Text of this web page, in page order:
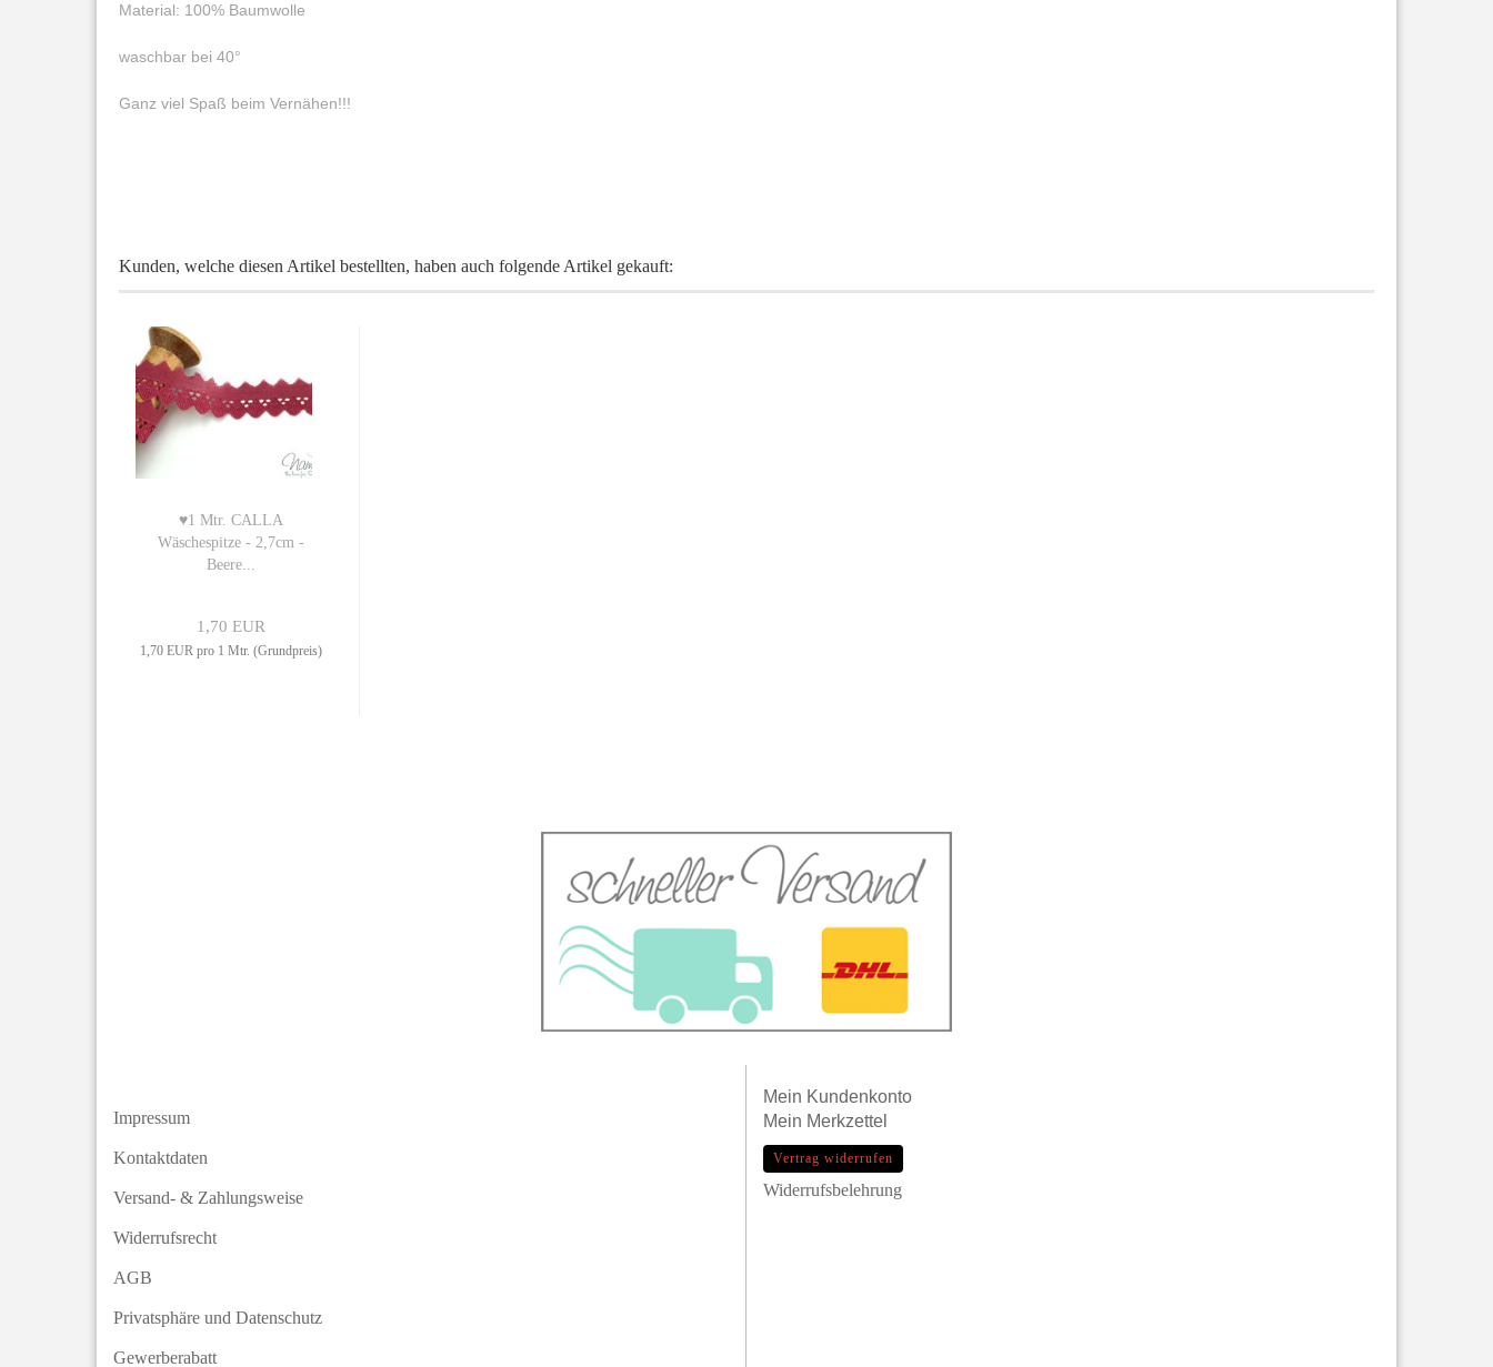
Material: 100% Baumwolle
waschbar bei 40°
Ganz viel Spaß beim Vernähen!!!
Kunden, welche diesen Artikel bestellten, haben auch folgende Artikel gekauft:
♥1 Mtr. CALLA
Wäschespitze - 2,7cm -
Beere...
1,70 EUR
1,70 EUR pro 1 Mtr. (Grundpreis)
Impressum
Kontaktdaten
Versand- & Zahlungsweise
Widerrufsrecht
AGB
Privatsphäre und Datenschutz
Gewerberabatt
Mein Kundenkonto
Mein Merkzettel
Vertrag widerrufen
Widerrufsbelehrung